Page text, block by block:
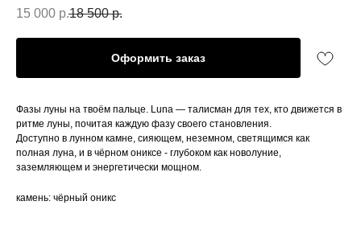
15 000 р.18 500 р.
Оформить заказ
Фазы луны на твоём пальце. Luna — талисман для тех, кто движется в
ритме луны, почитая каждую фазу своего становления.
Доступно в лунном камне, сияющем, неземном, светящимся как
полная луна, и в чёрном ониксе - глубоком как новолуние,
заземляющем и энергетически мощном.
камень: чёрный оникс